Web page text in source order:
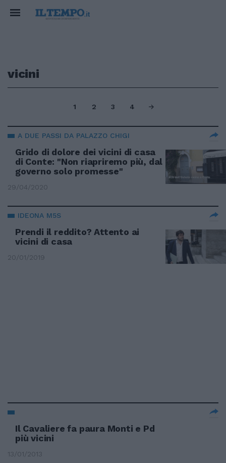
vicini
1 2 3 4
A DUE PASSI DA PALAZZO CHIGI
Grido di dolore dei vicini di casa
di Conte: "Non riapriremo più, dal
governo solo promesse"
29/04/2020
IDEONA M5S
Prendi il reddito? Attento ai
vicini di casa
20/01/2019
Il Cavaliere fa paura Monti e Pd
più vicini
13/01/2013